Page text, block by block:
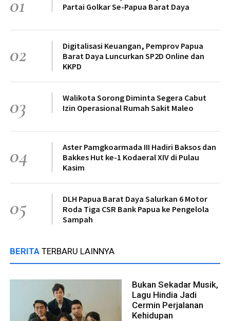
01
Partai Golkar Se-Papua Barat Daya
02
Digitalisasi Keuangan, Pemprov Papua
Barat Daya Luncurkan SP2D Online dan
KKPD
03
Walikota Sorong Diminta Segera Cabut
Izin Operasional Rumah Sakit Maleo
04
Aster Pamgkoarmada III Hadiri Baksos dan
Bakkes Hut ke-1 Kodaeral XIV di Pulau
Kasim
05
DLH Papua Barat Daya Salurkan 6 Motor
Roda Tiga CSR Bank Papua ke Pengelola
Sampah
BERITA TERBARU LAINNYA
Bukan Sekadar Musik,
Lagu Hindia Jadi
Cermin Perjalanan
Kehidupan